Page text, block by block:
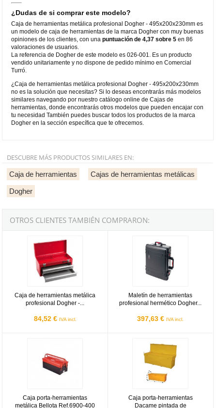
¿Dudas de si comprar este modelo?
Caja de herramientas metálica profesional Dogher - 495x200x230mm es
un modelo de caja de herramientas de la marca Dogher con muy buenas
opiniones de los clientes, con unapuntuación de 4,37 sobre 5 en 86
valoraciones de usuarios.
La referencia de Dogher de este modelo es 026-001. Es un producto
vendido unitariamente y no dispone de pedido mínimo en Comercial
Turró.
¿Caja de herramientas metálica profesional Dogher - 495x200x230mm
no es la solución que necesitas? Si lo deseas encontrarás más modelos
similares navegando por nuestro catálogo online de Cajas de
herramientas, donde encontrarás otros modelos que pueden encajar con
tu necesidad También puedes buscar todos los productos de la marca
Dogher en la sección específica que te ofrecemos.
DESCUBRE MÁS PRODUCTOS SIMILARES EN:
Caja de herramientas Cajas de herramientas metálicas
Dogher
OTROS CLIENTES TAMBIÉN COMPRARON:
Caja de herramientas metálica
profesional Dogher -...
84,52 € IVA incl.
Maletín de herramientas
profesional hermético Dogher...
397,63 € IVA incl.
Caja porta-herramientas
metálica Bellota Ref.6900-400
Caja porta-herramientas
Dacame pintada de